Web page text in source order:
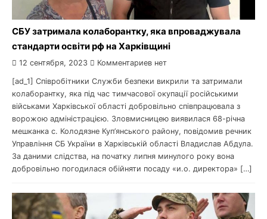
СБУ затримала колаборантку, яка впроваджувала
стандарти освіти рф на Харківщині
12 сентября, 2023 Комментариев нет
[ad_1] Співробітники Служби безпеки викрили та затримали
колаборантку, яка під час тимчасової окупації російськими
військами Харківської області добровільно співпрацювала з
ворожою адміністрацією. Зловмисницею виявилася 68-річна
мешканка с. Колодязне Куп’янського району, повідомив речник
Управління СБ України в Харківській області Владислав Абдула.
За даними слідства, на початку липня минулого року вона
добровільно погодилася обійняти посаду «и.о. директора» […]